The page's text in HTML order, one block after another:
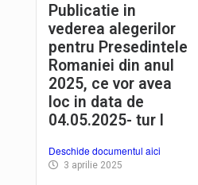
Publicatie in
vederea alegerilor
pentru Presedintele
Romaniei din anul
2025, ce vor avea
loc in data de
04.05.2025- tur I
Deschide documentul aici
3 aprilie 2025